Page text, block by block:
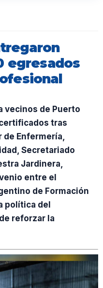
egresados
vecinos de Puerto
tras
Enfermería,
Secretariado
Jardinera,
entre el
de Formación
política del
reforzar la